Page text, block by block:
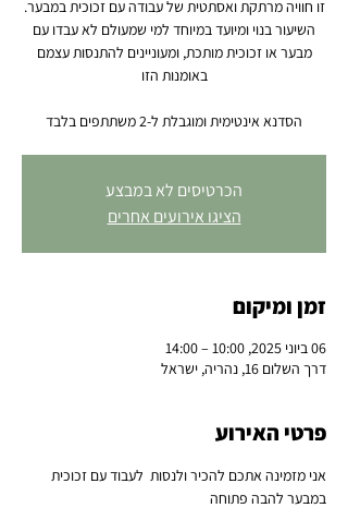
השיעור בנוי ומיועד במיוחד למי שמעולם לא עבדו עם
מבער או זכוכית מותכת, ומעוניינים להתנסות עצמם
הסדנא אינטימית ומוגבלת ל-2 משתתפים בלבד
הכרטיסים לא במבצע
הציגו אירועים אחרים
זמן ומיקום
06 ביוני 2025, 10:00 – 14:00
דרך השלום 16, נהריה, ישראל
פרטי האירוע
אני מזמינה אתכם להכיר ולנסות  לעבוד עם זכוכית
במבער להבה פתוחה